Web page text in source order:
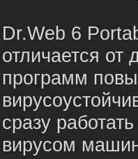
Dr.Web 6
отличается от
программ
сразу
вирусом